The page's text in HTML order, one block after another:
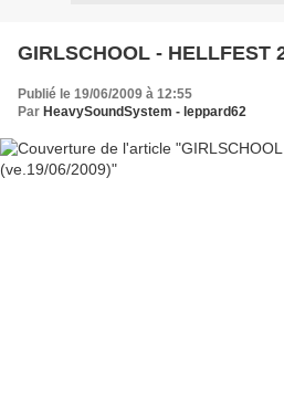
GIRLSCHOOL - HELLFEST
Publié le 19/06/2009 à 12:55
Par HeavySoundSystem - leppard62